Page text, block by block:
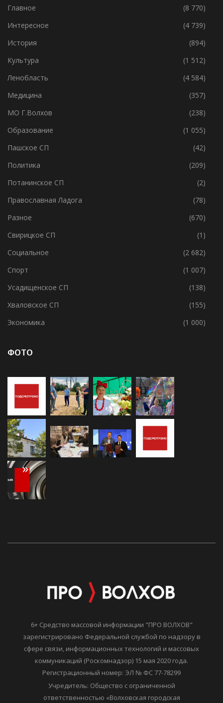
Волхов
(7 045)
Главное
(8 770)
Интересное
(4 739)
История
(894)
Культура
(1 512)
Ленобласть
(4 584)
Медицина
(357)
МО Г.Волхов
(238)
Образование
(1 055)
Пашское СП
(42)
Политика
(209)
Потанинское СП
(2)
Православная Ладога
(78)
Разное
(670)
Свирицкое СП
(1)
Социальное
(2 682)
Спорт
(1 007)
Усадищенское СП
(138)
Хваловское СП
(155)
6+ Средство массовой информации "ПРО ВОЛХОВ"
зарегистрировано Федеральной службой по надзору в
сфере связи, информационных технологий и массовых
коммуникаций (Роскомнадзор) 15 мая 2020 года.
Регистрационный номер: ЭЛ № ФС 77-78299